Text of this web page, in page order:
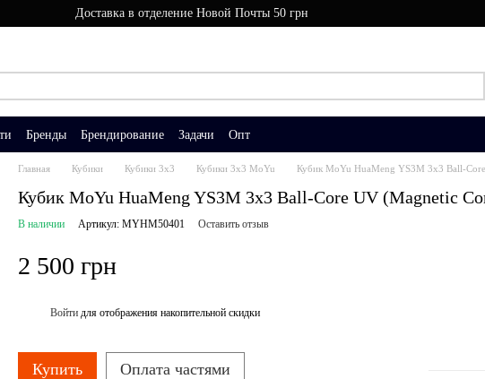
Доставка в отделение Новой Почты 50 грн
Бренды Брендирование Задачи Опт
Главная Кубики Кубики 3x3 Кубики 3x3 MoYu Кубик MoYu HuaMeng YS3M 3x3 Ball-
Кубик MoYu HuaMeng YS3M 3x3 Ball-Core UV (Magnetic
В наличии Артикул: MYHM50401 Оставить отзыв
2 500 грн
Войти для отображения накопительной скидки
Купить Оплата частями